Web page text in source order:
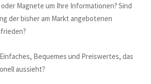
Magnete um Ihre Informationen? Sind
der bisher am Markt angebotenen
Bequemes und Preiswertes, das
aussieht?